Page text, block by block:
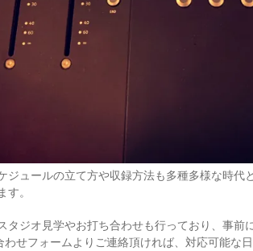
ジュールの立て方や収録方法も多種多様な時代
。
タジオ見学やお打ち合わせも行っており、事
せフォームよりご連絡頂ければ、対応可能な日